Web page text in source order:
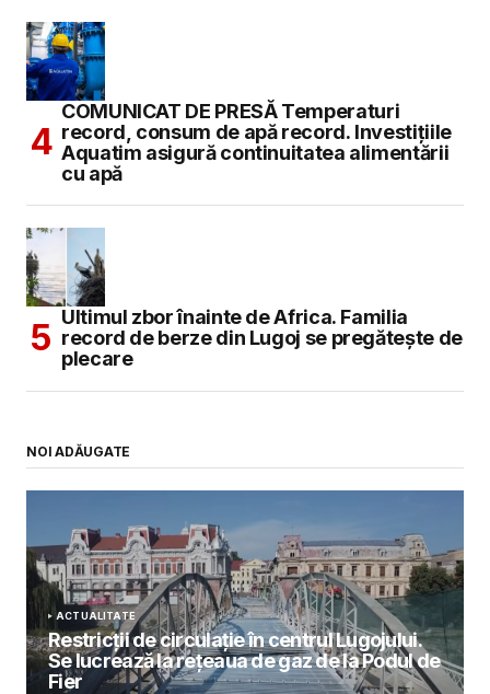
COMUNICAT DE PRESĂ Temperaturi
record, consum de apă record. Investițiile
Aquatim asigură continuitatea alimentării
cu apă
Ultimul zbor înainte de Africa. Familia
record de berze din Lugoj se pregătește de
plecare
NOI ADĂUGATE
ACTUALITATE
Restricții de circulație în centrul Lugojului.
Se lucrează la rețeaua de gaz de la Podul de
Fier